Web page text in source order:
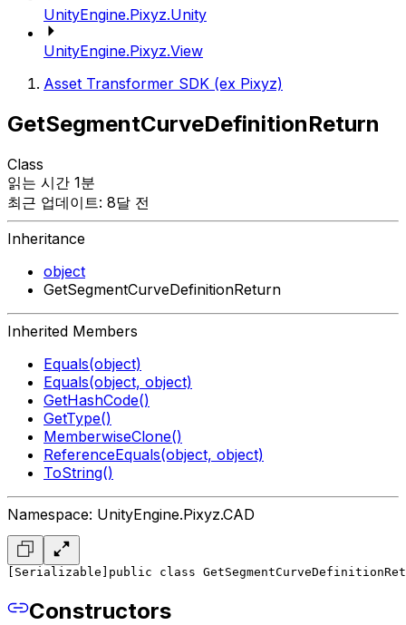
UnityEngine.Pixyz.Unity
UnityEngine.Pixyz.View
Asset Transformer SDK (ex Pixyz)
GetSegmentCurveDefinitionReturn
Class
읽는 시간 1분
최근 업데이트: 8달 전
Inheritance
object
GetSegmentCurveDefinitionReturn
Inherited Members
Equals(object)
Equals(object, object)
GetHashCode()
GetType()
MemberwiseClone()
ReferenceEquals(object, object)
ToString()
Namespace: UnityEngine.Pixyz.CAD
[Serializable] public class
Constructors